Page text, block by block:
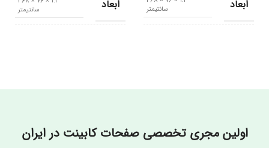
ابعاد
سانتیمتر
ابعاد
سانتیمتر
اولین مجری تخصصی صفحات کابینت در ایران